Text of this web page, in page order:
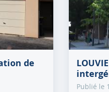
de
Publié le